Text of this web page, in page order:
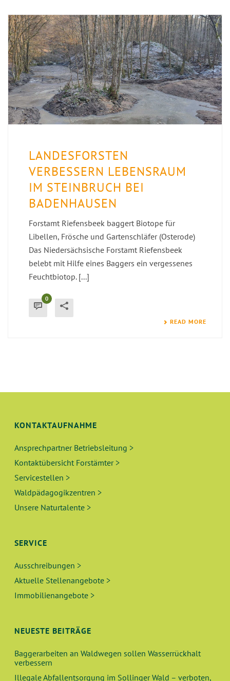
LANDESFORSTEN
VERBESSERN LEBENSRAUM
IM STEINBRUCH BEI
BADENHAUSEN
Forstamt Riefensbeek baggert Biotope für
Libellen, Frösche und Gartenschläfer (Osterode)
Das Niedersächsische Forstamt Riefensbeek
belebt mit Hilfe eines Baggers ein vergessenes
Feuchtbiotop. [...]
0
READ MORE
KONTAKTAUFNAHME
Ansprechpartner Betriebsleitung >
Kontaktübersicht Forstämter >
Servicestellen >
Waldpädagogikzentren >
Unsere Naturtalente >
SERVICE
Ausschreibungen >
Aktuelle Stellenangebote >
Immobilienangebote >
NEUESTE BEITRÄGE
Baggerarbeiten an Waldwegen sollen Wasserrückhalt
verbessern
Illegale Abfallentsorgung im Sollinger Wald – verboten,